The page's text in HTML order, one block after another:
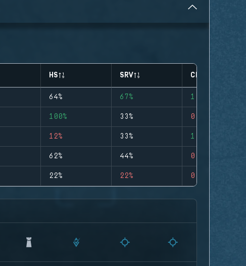
HS SRV CLUTCHES
64% 67% 1
100% 33% 0
12% 33% 1
62% 44% 0
22% 22% 0